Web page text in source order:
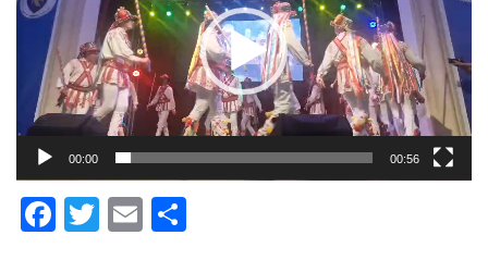
00:00 00:56
Facebook
Twitter
Email